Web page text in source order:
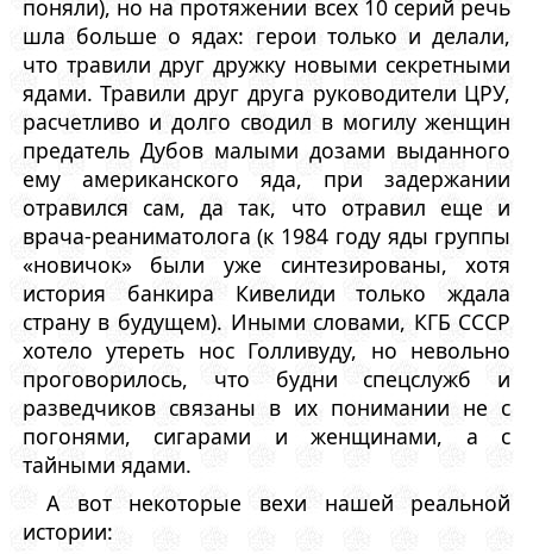
поняли), но на протяжении всех 10 серий речь
шла больше о ядах: герои только и делали,
что травили друг дружку новыми секретными
ядами. Травили друг друга руководители ЦРУ,
расчетливо и долго сводил в могилу женщин
предатель Дубов малыми дозами выданного
ему американского яда, при задержании
отравился сам, да так, что отравил еще и
врача-реаниматолога (к 1984 году яды группы
«новичок» были уже синтезированы, хотя
история банкира Кивелиди только ждала
страну в будущем). Иными словами, КГБ СССР
хотело утереть нос Голливуду, но невольно
проговорилось, что будни спецслужб и
разведчиков связаны в их понимании не с
погонями, сигарами и женщинами, а с
тайными ядами.
А вот некоторые вехи нашей реальной
истории: